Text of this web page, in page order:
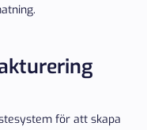
för att skapa